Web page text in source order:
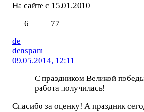
На сайте с 15.01.2010
6
77
de
denspam
09.05.2014, 12:11
С праздником Великой
работа получилась!
Спасибо за оценку! А праздник